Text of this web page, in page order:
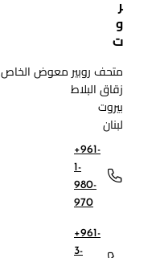
ر
و
ت
متحف روبير معوض الخاص
زقاق البلاط
بيروت
لبنان
+961-
1-
980-
970
+961-
3-